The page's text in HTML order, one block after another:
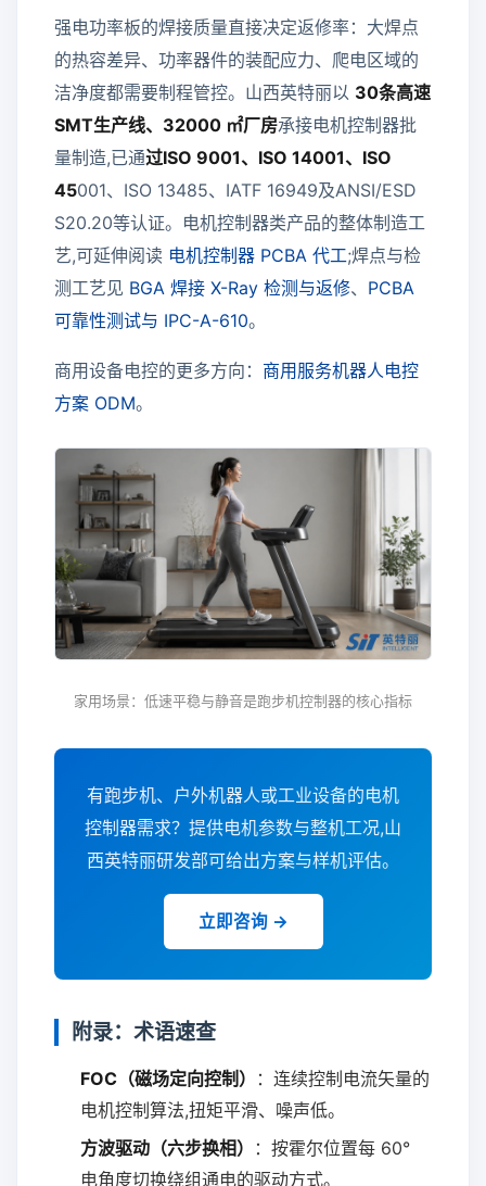
强电功率板的焊接质量直接决定返修率：大焊点
的热容差异、功率器件的装配应力、爬电区域的
洁净度都需要制程管控。山西英特丽以 30条高速
SMT生产线、32000 ㎡厂房承接电机控制器批
量制造,已通过ISO 9001、ISO 14001、ISO
45001、ISO 13485、IATF 16949及ANSI/ESD
S20.20等认证。电机控制器类产品的整体制造工
艺,可延伸阅读 电机控制器 PCBA 代工;焊点与检
测工艺见 BGA 焊接 X-Ray 检测与返修、 PCBA
可靠性测试与 IPC-A-610。
商用设备电控的更多方向： 商用服务机器人电控
方案 ODM。
家用场景：低速平稳与静音是跑步机控制器的核心指标
有跑步机、户外机器人或工业设备的电机
控制器需求？提供电机参数与整机工况,山
西英特丽研发部可给出方案与样机评估。
立即咨询 →
附录：术语速查
FOC（磁场定向控制）
：连续控制电流矢量的
电机控制算法,扭矩平滑、噪声低。
方波驱动（六步换相）
：按霍尔位置每 60°
电角度切换绕组通电的驱动方式。